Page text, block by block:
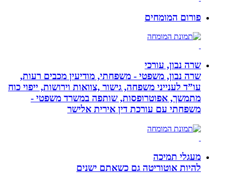
פורום המומחים
שרה נבון, עורכי
שרה נבון, משפטי - משפחתי, מודיעין מכבים רעות,
עו”ד לענייני משפחה, גישור ,צוואות וירושות, ייפוי כוח
מתמשך, אפוטרופסות, שותפה במשרד משפטי -
משפחתי עם עורכת דין אירית אלישר
מעגלי תמיכה
להיות אוטוריטה גם כשאתם ישנים